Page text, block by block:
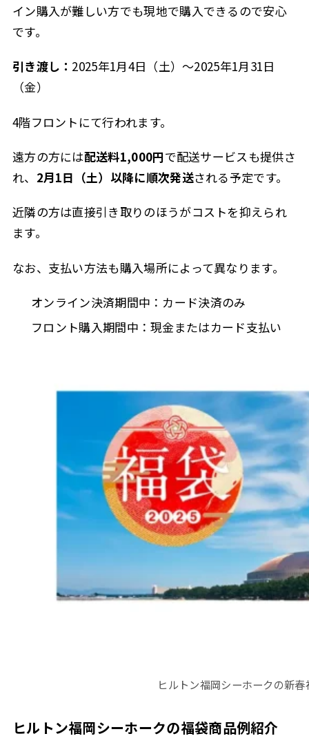
イン購入が難しい方でも現地で購入できるので安心
です。
引き渡し： 2025年1月4日（土）〜2025年1月31日
（金）
4階フロントにて行われます。
遠方の方には配送料1,000円で配送サービスも提供さ
れ、 2月1日（土）以降に順次発送される予定です。
近隣の方は直接引き取りのほうがコストを抑えられ
ます。
なお、支払い方法も購入場所によって異なります。
オンライン決済期間中：カード決済のみ
フロント購入期間中：現金またはカード支払い
ヒルトン福岡シーホークの新
ヒルトン福岡シーホークの福袋商品例紹介